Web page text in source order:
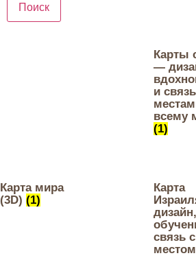
Поиск
Карты
—
и
всему
(1)
Карта мира
(3D) (1)
Карта
дизайн,
связь с
местом